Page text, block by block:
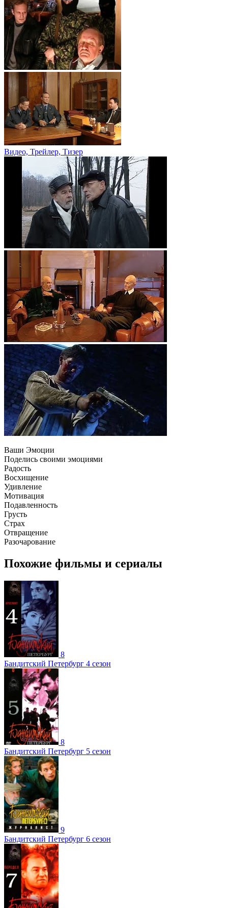
Видео, Трейлер, Тизер
Ваши Эмоции
Поделись своими эмоциями
Радость
Восхищение
Удивление
Мотивация
Подавленность
Грусть
Страх
Отвращение
Разочарование
Похожие фильмы и сериалы
8
Бандитский Петербург 4 сезон
8
Бандитский Петербург 5 сезон
9
Бандитский Петербург 6 сезон